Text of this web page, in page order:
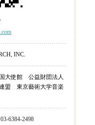
INC.
大使館 公益財団法人
盟 東京藝術大学音楽
6384-2498